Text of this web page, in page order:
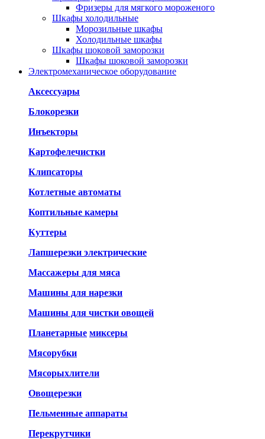
Фризеры для мягкого мороженого
Шкафы холодильные
Mорозильные шкафы
Холодильные шкафы
Шкафы шоковой заморозки
Шкафы шоковой заморозки
Электромеханическое оборудование
Аксессуары
Блокорезки
Инъекторы
Картофелечистки
Клипсаторы
Котлетные автоматы
Коптильные камеры
Куттеры
Лапшерезки электрические
Массажеры для мяса
Машины для нарезки
Машины для чистки овощей
Планетарные миксеры
Мясорубки
Мясорыхлители
Овощерезки
Пельменные аппараты
Перекрутчики